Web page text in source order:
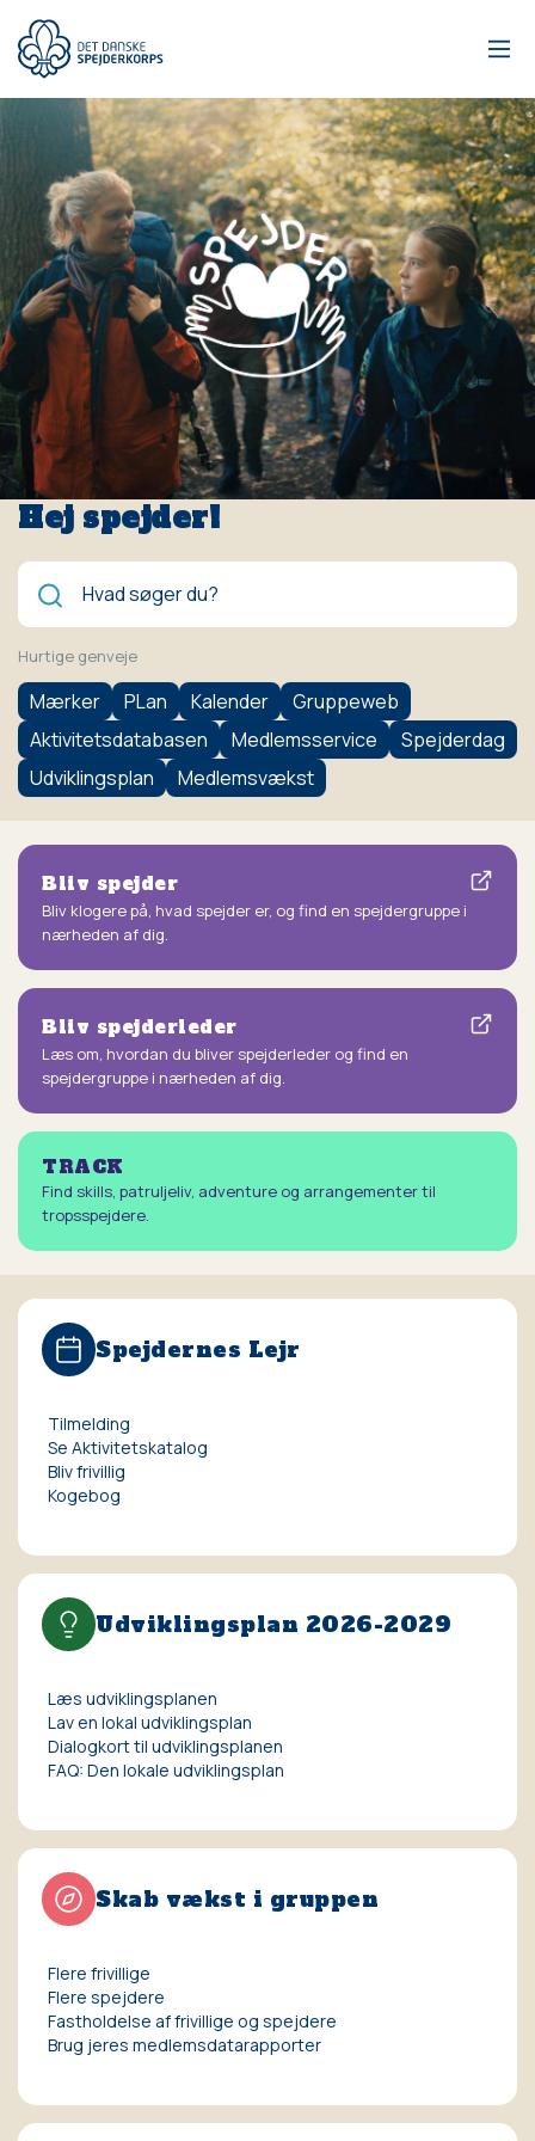
hovedindhold
Hej spejder!
Søg
Hurtige genveje
Mærker PLan Kalender
Gruppeweb
Aktivitetsdatabasen
Medlemsservice
Spejderdag
Udviklingsplan
Medlemsvækst
Bliv spejder
Bliv klogere på, hvad spejder er, og find en spejdergruppe i
nærheden af dig.
Bliv spejderleder
Læs om, hvordan du bliver spejderleder og find en
spejdergruppe i nærheden af dig.
TRACK
Find skills, patruljeliv, adventure og arrangementer til
tropsspejdere.
Spejdernes Lejr
Tilmelding
Se Aktivitetskatalog
Bliv frivillig
Kogebog
Udviklingsplan 2026-2029
Læs udviklingsplanen
Lav en lokal udviklingsplan
Dialogkort til udviklingsplanen
FAQ: Den lokale udviklingsplan
Skab vækst i gruppen
Flere frivillige
Flere spejdere
Fastholdelse af frivillige og spejdere
Brug jeres medlemsdatarapporter